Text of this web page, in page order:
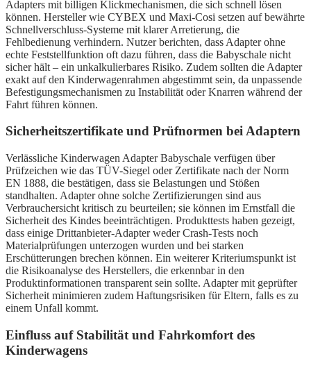
Adapters mit billigen Klickmechanismen, die sich schnell lösen
können. Hersteller wie CYBEX und Maxi-Cosi setzen auf bewährte
Schnellverschluss-Systeme mit klarer Arretierung, die
Fehlbedienung verhindern. Nutzer berichten, dass Adapter ohne
echte Feststellfunktion oft dazu führen, dass die Babyschale nicht
sicher hält – ein unkalkulierbares Risiko. Zudem sollten die Adapter
exakt auf den Kinderwagenrahmen abgestimmt sein, da unpassende
Befestigungsmechanismen zu Instabilität oder Knarren während der
Fahrt führen können.
Sicherheitszertifikate und Prüfnormen bei Adaptern
Verlässliche Kinderwagen Adapter Babyschale verfügen über
Prüfzeichen wie das TÜV-Siegel oder Zertifikate nach der Norm
EN 1888, die bestätigen, dass sie Belastungen und Stößen
standhalten. Adapter ohne solche Zertifizierungen sind aus
Verbrauchersicht kritisch zu beurteilen; sie können im Ernstfall die
Sicherheit des Kindes beeinträchtigen. Produkttests haben gezeigt,
dass einige Drittanbieter-Adapter weder Crash-Tests noch
Materialprüfungen unterzogen wurden und bei starken
Erschütterungen brechen können. Ein weiterer Kriteriumspunkt ist
die Risikoanalyse des Herstellers, die erkennbar in den
Produktinformationen transparent sein sollte. Adapter mit geprüfter
Sicherheit minimieren zudem Haftungsrisiken für Eltern, falls es zu
einem Unfall kommt.
Einfluss auf Stabilität und Fahrkomfort des
Kinderwagens